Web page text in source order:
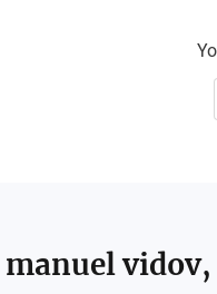
manuel